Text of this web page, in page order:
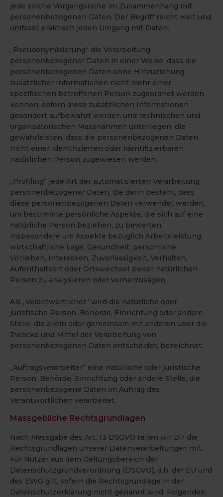
jede solche Vorgangsreihe im Zusammenhang mit
personenbezogenen Daten. Der Begriff reicht weit und
umfasst praktisch jeden Umgang mit Daten.
„Pseudonymisierung“ die Verarbeitung
personenbezogener Daten in einer Weise, dass die
personenbezogenen Daten ohne Hinzuziehung
zusätzlicher Informationen nicht mehr einer
spezifischen betroffenen Person zugeordnet werden
können, sofern diese zusätzlichen Informationen
gesondert aufbewahrt werden und technischen und
organisatorischen Massnahmen unterliegen, die
gewährleisten, dass die personenbezogenen Daten
nicht einer identifizierten oder identifizierbaren
natürlichen Person zugewiesen werden.
„Profiling“ jede Art der automatisierten Verarbeitung
personenbezogener Daten, die darin besteht, dass
diese personenbezogenen Daten verwendet werden,
um bestimmte persönliche Aspekte, die sich auf eine
natürliche Person beziehen, zu bewerten,
insbesondere um Aspekte bezüglich Arbeitsleistung,
wirtschaftliche Lage, Gesundheit, persönliche
Vorlieben, Interessen, Zuverlässigkeit, Verhalten,
Aufenthaltsort oder Ortswechsel dieser natürlichen
Person zu analysieren oder vorherzusagen.
Als „Verantwortlicher“ wird die natürliche oder
juristische Person, Behörde, Einrichtung oder andere
Stelle, die allein oder gemeinsam mit anderen über die
Zwecke und Mittel der Verarbeitung von
personenbezogenen Daten entscheidet, bezeichnet.
„Auftragsverarbeiter“ eine natürliche oder juristische
Person, Behörde, Einrichtung oder andere Stelle, die
personenbezogene Daten im Auftrag des
Verantwortlichen verarbeitet.
Massgebliche Rechtsgrundlagen
Nach Massgabe des Art. 13 DSGVO teilen wir Dir die
Rechtsgrundlagen unserer Datenverarbeitungen mit.
Für Nutzer aus dem Geltungsbereich der
Datenschutzgrundverordnung (DSGVO), d.h. der EU und
des EWG gilt, sofern die Rechtsgrundlage in der
Datenschutzerklärung nicht genannt wird, Folgendes: